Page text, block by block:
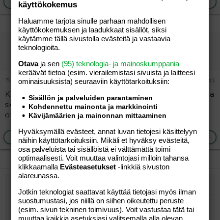
terettu
15.12.2013 #3
Kelpaisko strömssöön "Gravad lax cheese cake", kurkkaa
sieltä nettisivuilta ohje. Tekivät sitä just viikko-pari sit
ohjelmassa, jos pääset katsoo areenasta..
Vastaa
Ilmoita asiaton viesti
LihavoituKursivoitu
Laajennettuun editoriin…
Lista
Järjestetty lista
Järjestämätön lista
Laajennettuun editoriin…
Lisää hyperlinkki
Lisää kuva
HymiötLaajennettuun
Kumoa
Fontin koko
9
TekstiväriKirjasintyyli
Arial
YliviivaaAlleviivattu
Rivinsisäinen koodi
Rivinsisäinen spoiler
Tasaus Tasaa vasemmalle
Paragraph format
Normal
LainausLisää video/media
Lisää taulukko
Insert horizontal line
SpoilerKoodi
Tee uudelleen
BBCode-näkymä
Poista muotoilu
LuonnoksetTallenna luonnos
Kirjoita vastaus...
käyttökokemus
Haluamme tarjota sinulle parhaan mahdollisen
käyttökokemuksen ja laadukkaat sisällöt, siksi
käytämme tällä sivustolla evästeitä ja vastaavia
teknologioita.
Otavaja sen (95) teknologia- ja mainoskumppania
keräävät tietoa (esim. vierailemis­tasi sivuista ja laitteesi
ominaisuuk­sista) seuraaviin käyttötarkoituksiin:
Sisällön ja palveluiden parantaminen
Kohdennettu mainonta ja markkinointi
Kävijämäärien ja mainonnan mittaaminen
Hyväksymällä evästeet, annat luvan tietojesi käsittelyyn
näihin käyttötarkoituksiin. Mikäli et hyväksy evästeitä,
osa palveluista tai sisällöistä ei välttämättä toimi
optimaalisesti. Voit muuttaa valintojasi milloin tahansa
klikkaamalla Evästeasetukset -linkkiä sivuston
alareunassa.
Jotkin teknologiat saattavat käyttää tietojasi myös ilman
suostumustasi, jos niillä on siihen oikeutettu peruste
(esim. sivun tekninen toimivuus). Voit vastustaa tätä tai
muuttaa kaikkia asetuksiasi valitsemalla alla olevan